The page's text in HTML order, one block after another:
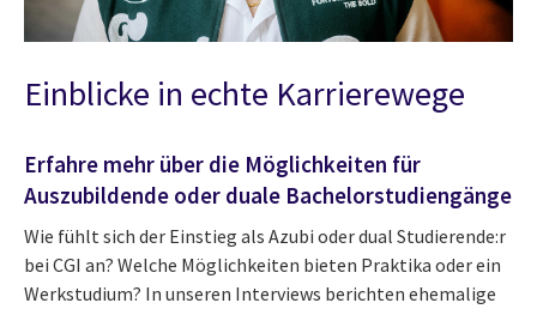
Einblicke in echte Karrierewege
Erfahre mehr über die Möglichkeiten für
Auszubildende oder duale Bachelorstudiengänge
Wie fühlt sich der Einstieg als Azubi oder dual Studierende:r
bei CGI an? Welche Möglichkeiten bieten Praktika oder ein
Werkstudium? In unseren Interviews berichten ehemalige